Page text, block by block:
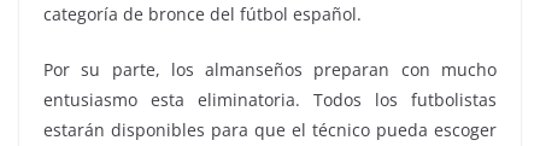
categoría de bronce del fútbol español.
Por su parte, los almanseños preparan con mucho
entusiasmo esta eliminatoria. Todos los futbolistas
estarán disponibles para que el técnico pueda escoger